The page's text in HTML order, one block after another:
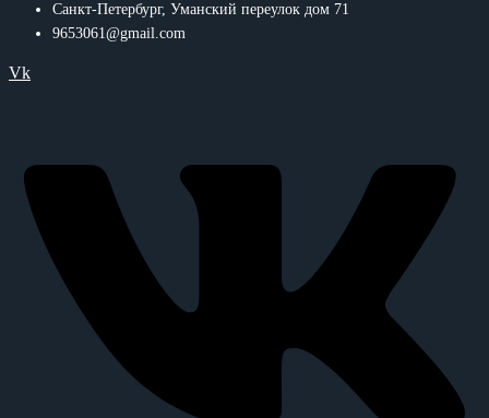
Санкт-Петербург, Уманский переулок дом 71
9653061@gmail.com
Vk